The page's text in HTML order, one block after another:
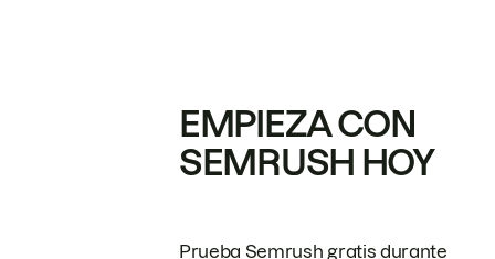
EMPIEZA CON
SEMRUSH HOY
Prueba Semrush gratis durante